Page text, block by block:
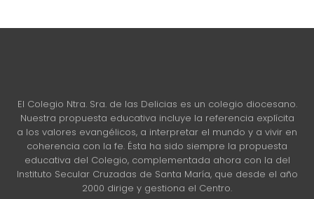
El Colegio Ntra. Sra. de las Delicias es un colegio diocesano.
Nuestra propuesta educativa incluye la referencia explícita
a los valores evangélicos, a interpretar el mundo y a vivir en
coherencia con la fe. Ésta ha sido siempre la propuesta
educativa del Colegio, complementada ahora con la del
Instituto Secular Cruzadas de Santa María, que desde el año
2000 dirige y gestiona el Centro.